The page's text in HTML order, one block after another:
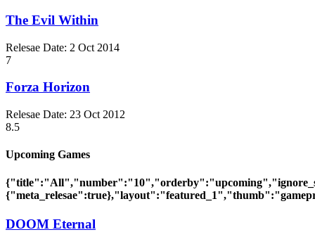
The Evil Within
Relesae Date: 2 Oct 2014
7
Forza Horizon
Relesae Date: 23 Oct 2012
8.5
Upcoming Games
DOOM Eternal